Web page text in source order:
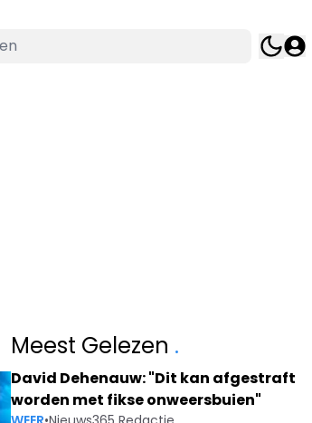
Meest Gelezen .
David Dehenauw: "Dit kan afgestraft
worden met fikse onweersbuien"